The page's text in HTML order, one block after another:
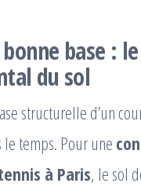
base :
du sol
structurelle d’un
le temps. Pour une
à Paris, le sol